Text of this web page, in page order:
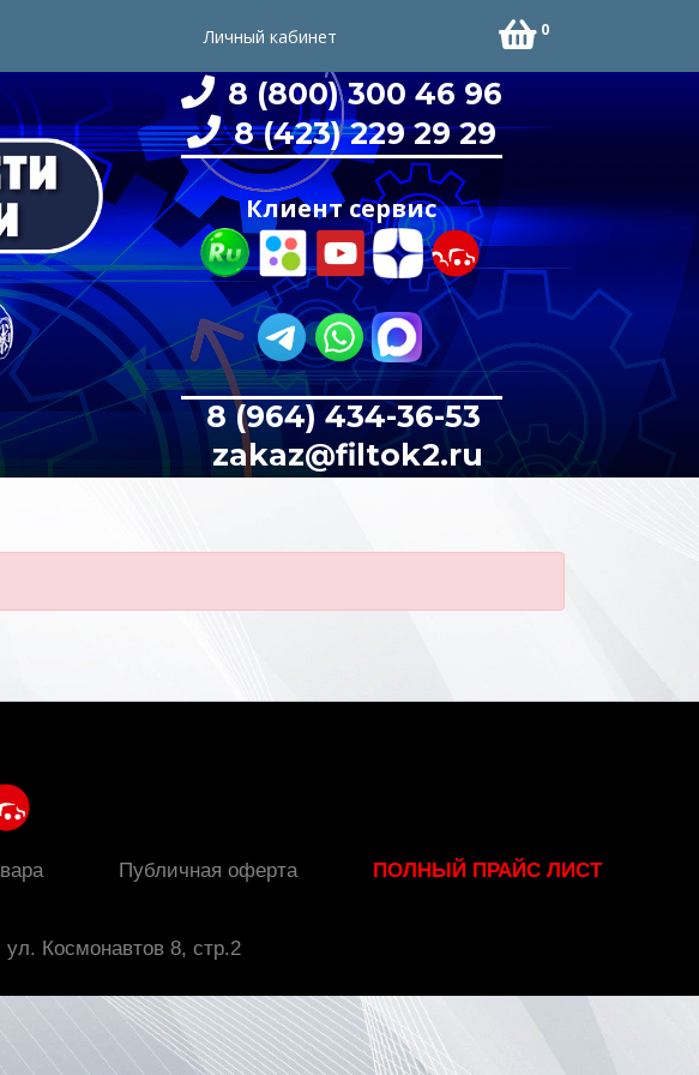
Личный кабинет 0
8 (800) 300 46 96
8 (423) 229 29 29
Клиент сервис
8 (964) 434-36-53
zakaz@filtok2.ru
Публичная оферта ПОЛНЫЙ ПРАЙС ЛИСТ
Космонавтов 8, стр.2